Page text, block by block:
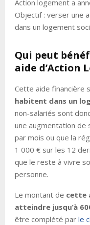
Action logement a
Objectif : verser une
dans un logement
Qui peut
aide d’Action
Cette aide financière
habitent dans un
non-salariés sont
une augmentation de
par mois ou que la
1 000 € sur les 12
que le reste à vivre
personne.
Le montant de cette
atteindre jusqu’à
être complété par le